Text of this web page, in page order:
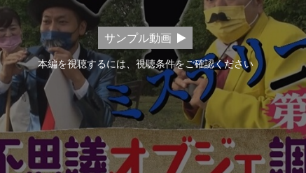
サンプル動画
本編を視聴するには、視聴条件をご確認ください